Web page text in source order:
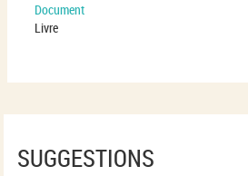
Document
Livre
SUGGESTIONS